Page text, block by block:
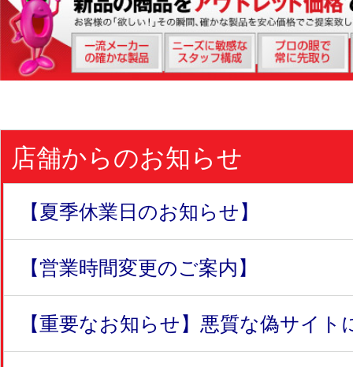
店舗からのお知らせ
【夏季休業日のお知らせ】
【営業時間変更のご案内】
【重要なお知らせ】悪質な偽サイト